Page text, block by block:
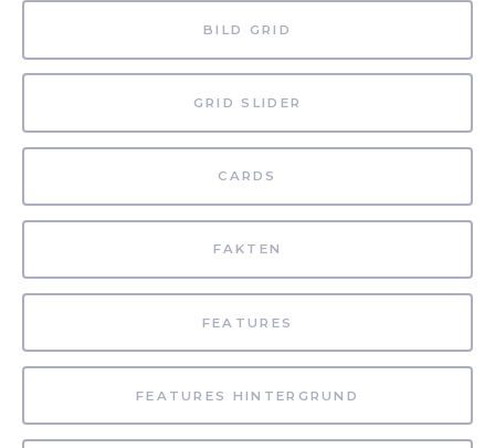
BILD GRID
GRID SLIDER
CARDS
FAKTEN
FEATURES
FEATURES HINTERGRUND